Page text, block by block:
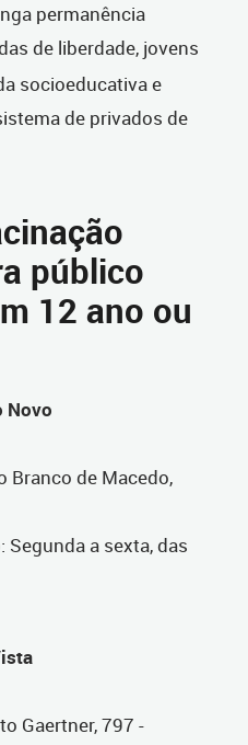
permanência
de liberdade, jovens
socioeducativa e
de privados de
público
12 ano ou
Novo
Branco de Macedo,
a sexta, das
Gaertner, 797 -